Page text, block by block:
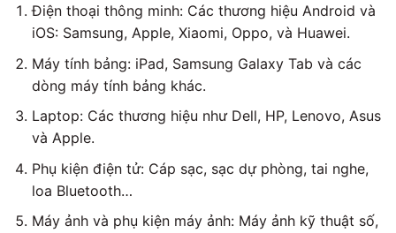
Điện thoại thông minh: Các thương hiệu Android và
iOS: Samsung, Apple, Xiaomi, Oppo, và Huawei.
Máy tính bảng: iPad, Samsung Galaxy Tab và các
dòng máy tính bảng khác.
Laptop: Các thương hiệu như Dell, HP, Lenovo, Asus
và Apple.
Phụ kiện điện tử: Cáp sạc, sạc dự phòng, tai nghe,
loa Bluetooth…
Máy ảnh và phụ kiện máy ảnh: Máy ảnh kỹ thuật số,